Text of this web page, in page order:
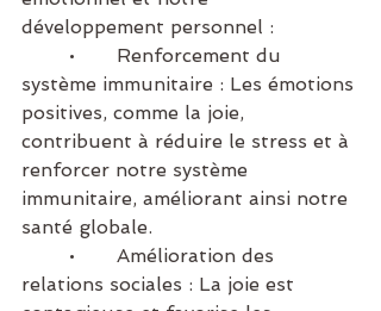
développement personnel :
système immunitaire : Les émotions
positives, comme la joie,
contribuent à réduire le stress et à
renforcer notre système
immunitaire, améliorant ainsi notre
santé globale.
relations sociales : La joie est